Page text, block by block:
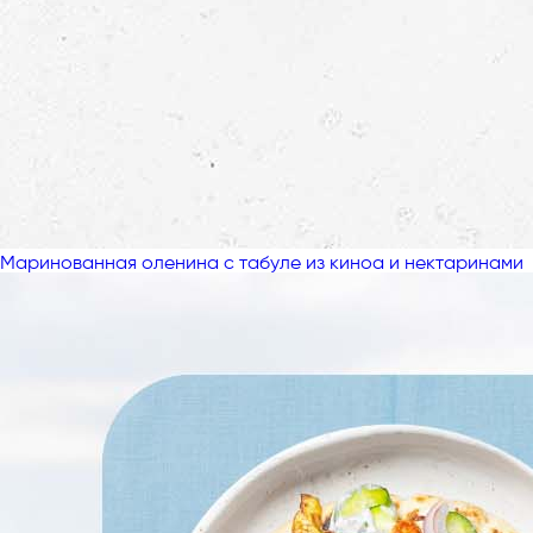
Маринованная оленина с табуле из киноа и нектаринами